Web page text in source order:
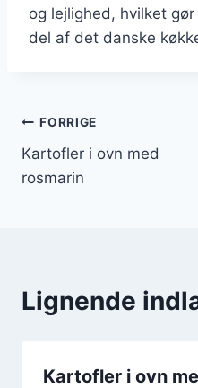
og lejlighed, hvilket
del af det danske
FORRIGE
Kartofler i ovn med
rosmarin
Lignende
Kartofler i ovn